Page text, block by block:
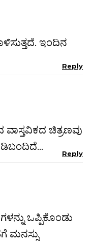
ಇಂದಿನ
Reply
ವಾಸ್ತವಿಕದ ಚಿತ್ರಣವು
Reply
ಒಪ್ಪಿಕೊಂಡು
ಮನಸ್ಸು